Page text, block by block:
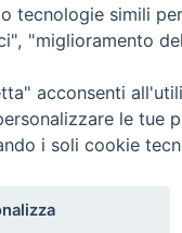
- Vita
tecnologie simili
"miglioramento
acconsenti
le tue
i soli cookie